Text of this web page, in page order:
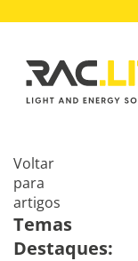
Voltar
para
artigos
Temas
Destaques: